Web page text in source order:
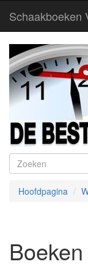
Schaakboeken
Hoofdpagina
Boeken